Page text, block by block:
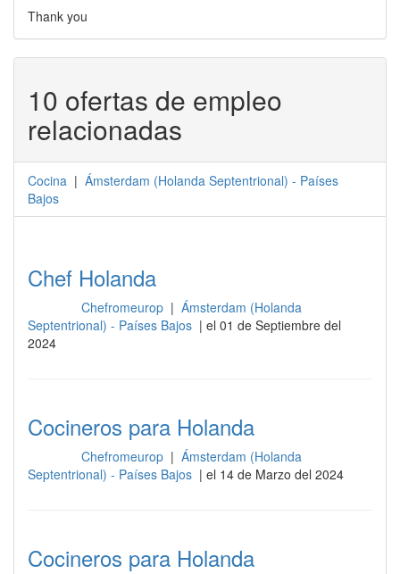
Thank you
10 ofertas de empleo
relacionadas
Cocina | Ámsterdam (Holanda Septentrional) - Países
Bajos
Chef Holanda
Chefromeurop | Ámsterdam (Holanda
Septentrional) - Países Bajos | el 01 de Septiembre del
2024
Cocineros para Holanda
Chefromeurop | Ámsterdam (Holanda
Septentrional) - Países Bajos | el 14 de Marzo del 2024
Cocineros para Holanda